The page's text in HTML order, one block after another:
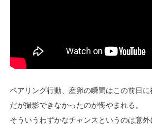
ペアリング行動、産卵の瞬間はこの前日
だが撮影できなかったのが悔やまれる。
そういうわずかなチャンスというのは意